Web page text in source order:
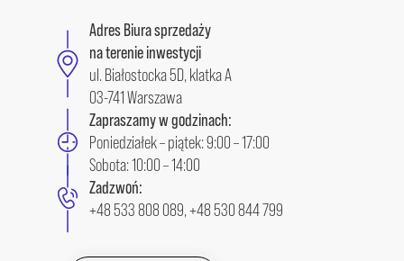
Adres Biura sprzedaży
na terenie inwestycji
ul. Białostocka 5D, klatka A
03-741 Warszawa
Zapraszamy w godzinach:
Poniedziałek – piątek: 9:00 – 17:00
Sobota: 10:00 – 14:00
Zadzwoń:
+48 533 808 089,+48 530 844 799